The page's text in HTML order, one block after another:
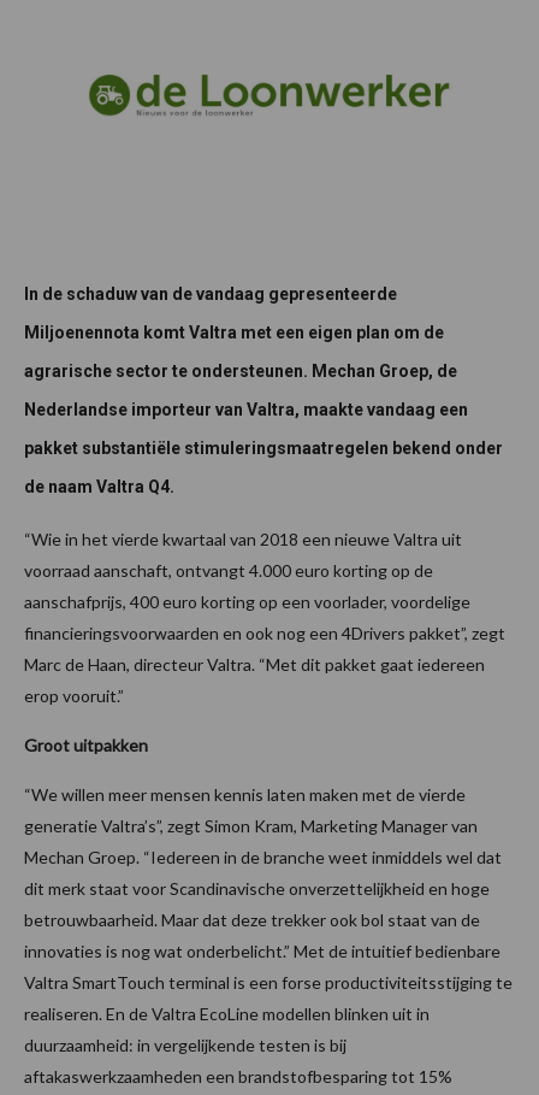
In de schaduw van de vandaag gepresenteerde
Miljoenennota komt Valtra met een eigen plan om de
agrarische sector te ondersteunen. Mechan Groep, de
Nederlandse importeur van Valtra, maakte vandaag een
pakket substantiële stimuleringsmaatregelen bekend onder
de naam Valtra Q4.
“Wie in het vierde kwartaal van 2018 een nieuwe Valtra uit
voorraad aanschaft, ontvangt 4.000 euro korting op de
aanschafprijs, 400 euro korting op een voorlader, voordelige
financieringsvoorwaarden en ook nog een 4Drivers pakket”, zegt
Marc de Haan, directeur Valtra. “Met dit pakket gaat iedereen
erop vooruit.”
Groot uitpakken
“We willen meer mensen kennis laten maken met de vierde
generatie Valtra’s”, zegt Simon Kram, Marketing Manager van
Mechan Groep. “Iedereen in de branche weet inmiddels wel dat
dit merk staat voor Scandinavische onverzettelijkheid en hoge
betrouwbaarheid. Maar dat deze trekker ook bol staat van de
innovaties is nog wat onderbelicht.” Met de intuitief bedienbare
Valtra SmartTouch terminal is een forse productiviteitsstijging te
realiseren. En de Valtra EcoLine modellen blinken uit in
duurzaamheid: in vergelijkende testen is bij
aftakaswerkzaamheden een brandstofbesparing tot 15%